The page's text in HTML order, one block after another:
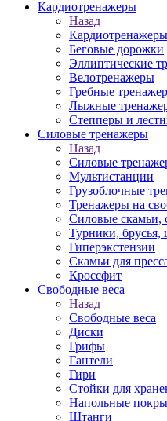
Кардиотренажеры
Назад
Кардиотренажеры
Беговые дорожки
Эллиптические
Велотренажеры
Гребные
Лыжные
Степперы и
Силовые тренажеры
Назад
Силовые
Мультистанции
Грузоблочные
Тренажеры на
Силовые скамьи,
Турники, брусья,
Гиперэкстензии
Скамьи для
Кроссфит
Свободные веса
Назад
Свободные веса
Диски
Грифы
Гантели
Гири
Стойки для
Напольные
Штанги